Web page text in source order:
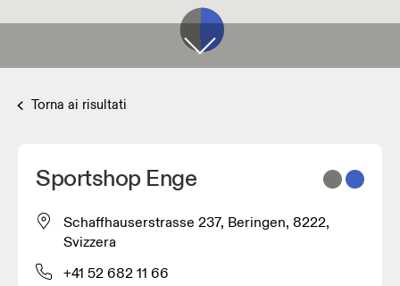
Torna ai risultati
Sportshop Enge
Schaffhauserstrasse 237, Beringen, 8222,
Svizzera
+41 52 682 11 66